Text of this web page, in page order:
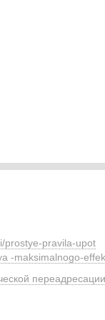
prostye-pravila-upot
-maksimalnogo-